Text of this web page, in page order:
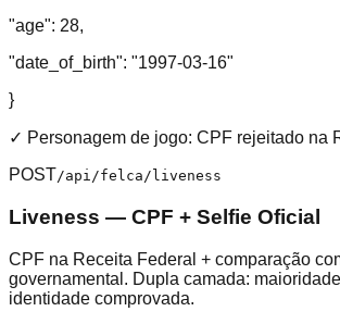
"age": 28,
"date_of_birth": "1997-03-16"
}
✓ Personagem de jogo: CPF rejeitado na
POST/api/felca/liveness
Liveness — CPF + Selfie Oficial
CPF na Receita Federal + comparação
governamental. Dupla camada:
identidade comprovada.